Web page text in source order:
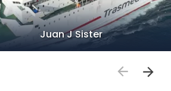
Juan J Sister